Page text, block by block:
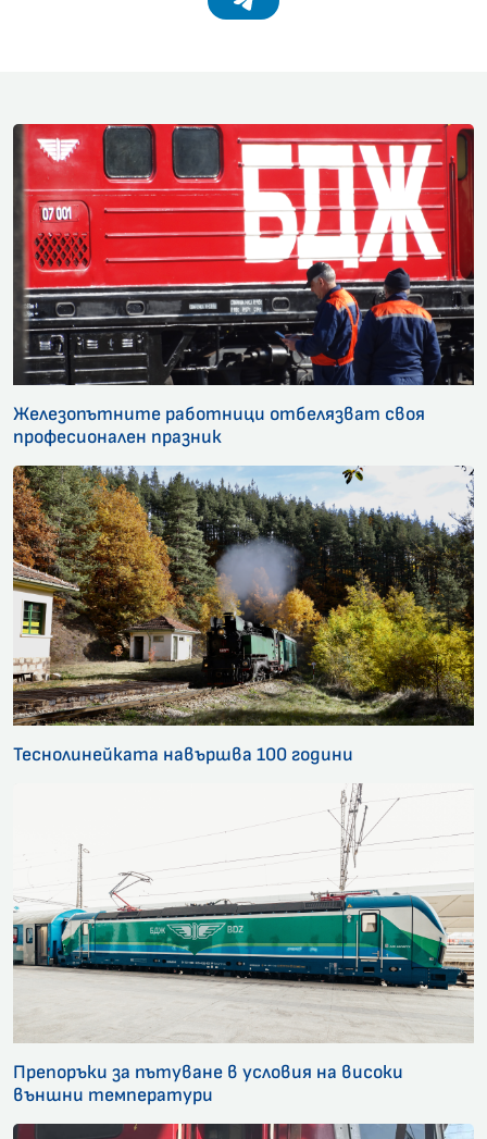
Железопътните работници отбелязват своя
професионален празник
Теснолинейката навършва 100 години
Препоръки за пътуване в условия на високи
външни температури